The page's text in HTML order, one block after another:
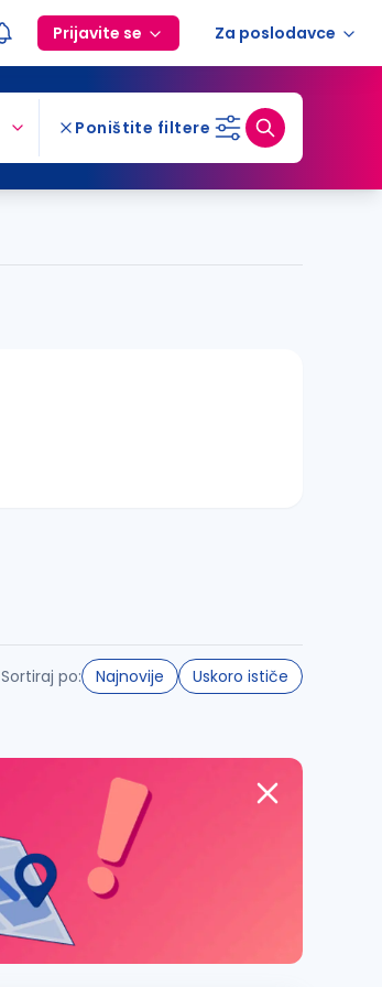
Prijavite se Za poslodavce
Poništite filtere
Sortiraj po: Najnovije Uskoro ističe